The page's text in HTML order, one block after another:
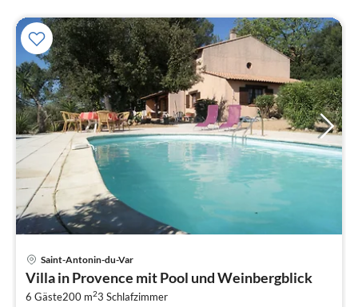
Saint-Antonin-du-Var
Villa in Provence mit Pool und Weinbergblick
6 Gäste200 m23 Schlafzimmer